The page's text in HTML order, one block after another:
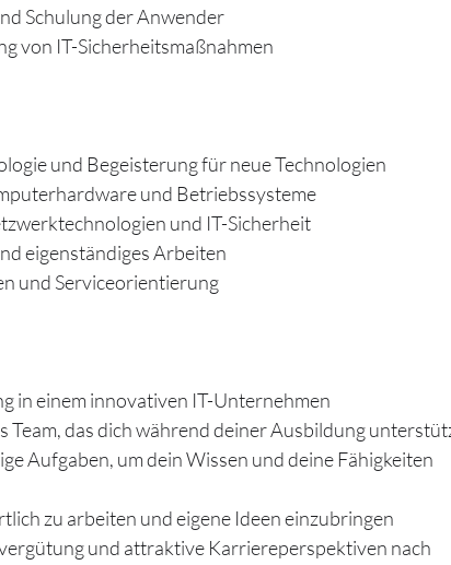
Schulung der Anwender
von IT-Sicherheitsmaßnahmen
und Begeisterung für neue Technologien
und Betriebssysteme
und IT-Sicherheit
eigenständiges Arbeiten
und Serviceorientierung
in einem innovativen IT-Unternehmen
Team, das dich während deiner Ausbildung
Aufgaben, um dein Wissen und deine Fähigkeiten
zu arbeiten und eigene Ideen einzubringen
und attraktive Karriereperspektiven nach